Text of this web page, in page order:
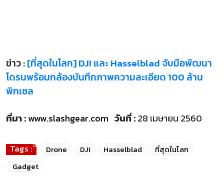
ข่าว :[ที่สุดในโลก] DJI และ Hasselblad จับมือพัฒนา
โดรนพร้อมกล้องบันทึกภาพความละเอียด 100 ล้าน
พิกเซล
ที่มา :www.slashgear.com วันที่ :28 เมษายน 2560
Tags : Drone DJI Hasselblad
ที่สุดในโลก
Gadget